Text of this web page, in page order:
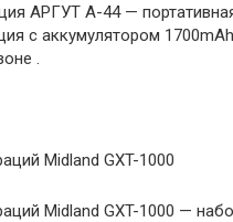
АРГУТ A-44 —
с аккумулятором
.
Midland GXT-1000
Midland GXT-1000 —